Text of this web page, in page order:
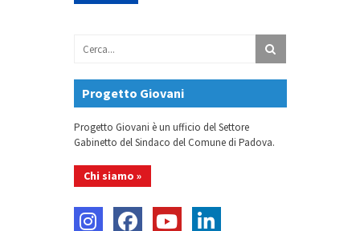
Progetto Giovani
Progetto Giovani è un ufficio del Settore
Gabinetto del Sindaco del Comune di Padova.
Chi siamo »